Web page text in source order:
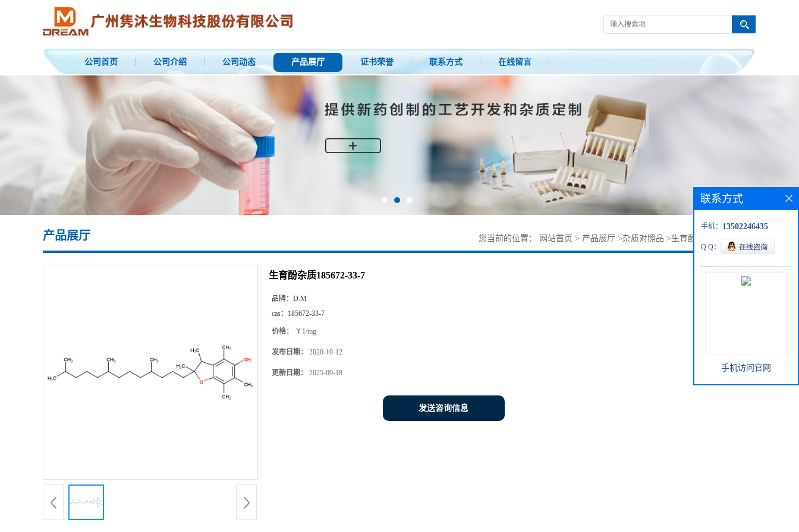
公司首页 公司介绍 公司动态 产品展厅 证书荣誉 联系方式 在线留言
产品展厅 您当前的位置： 网站首页 > 产品展厅 >杂质对照品 >生育酚杂质185672-33-7
生育酚杂质185672-33-7
品牌： D.M
cas： 185672-33-7
价格： ￥1/mg
发布日期： 2020-10-12
更新日期： 2025-09-18
发送咨询信息
联系方式
手机： 13502246435
Q Q：
手机访问官网